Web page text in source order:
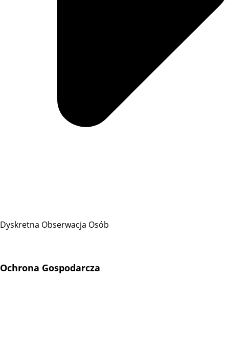
Dyskretna Obserwacja Osób
Ochrona Gospodarcza